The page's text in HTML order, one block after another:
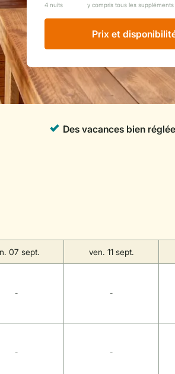
Prix ​​et
07 sept. ven. 11 sept.
- -
- -